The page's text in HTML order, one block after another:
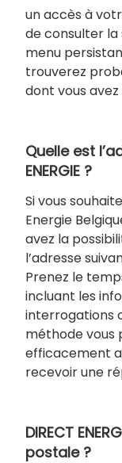
un accès à
de consulter la
menu
trouverez
dont vous avez
Quelle est
ENERGIE ?
Si vous
Energie
avez la
l’adresse
Prenez le
incluant les
interrogations
méthode vous
efficacement
recevoir une
DIRECT
postale ?